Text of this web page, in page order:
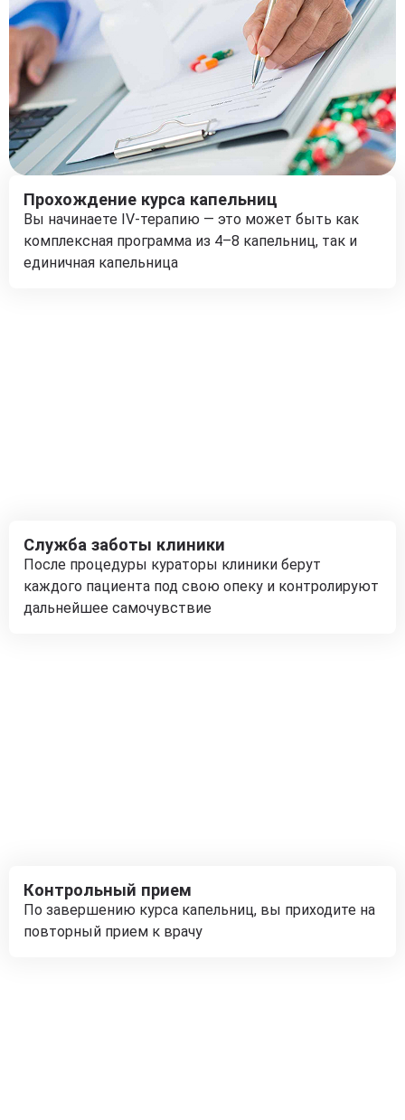
Прохождение курса капельниц
Вы начинаете IV-терапию — это может быть как
комплексная программа из 4–8 капельниц, так и
единичная капельница
Служба заботы клиники
После процедуры кураторы клиники берут
каждого пациента под свою опеку и контролируют
дальнейшее самочувствие
Контрольный прием
По завершению курса капельниц, вы приходите на
повторный прием к врачу